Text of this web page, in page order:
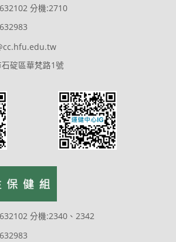
分機:2710
碇區華梵路1號
分機:2340、2342